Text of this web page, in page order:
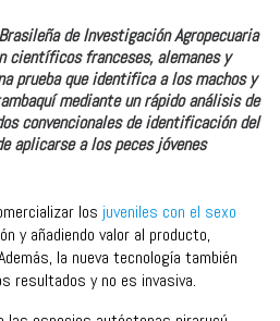
de Investigación Agropecuaria
científicos franceses, alemanes y
prueba que identifica a los machos y
mediante un rápido análisis de
convencionales de identificación del
aplicarse a los peces jóvenes
los juveniles con el sexo
y añadiendo valor al producto,
la nueva tecnología también
resultados y no es invasiva.